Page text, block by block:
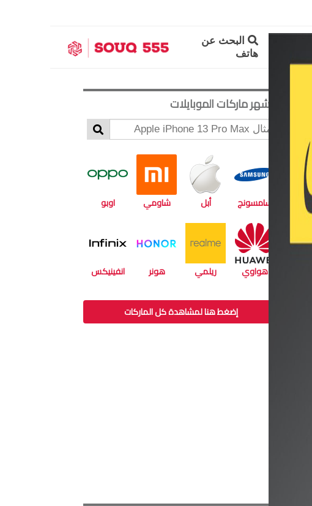
البحث عن
هاتف
أشهر ماركات الموبايلات
سامسونج أبل شاومي اوبو
هواوي ريلمي هونر انفينيكس
إضغط هنا لمشاهدة كل الماركات